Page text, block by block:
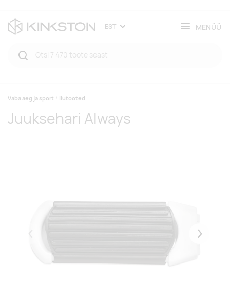
EST MENÜÜ
Vaba aeg ja sport Ilutooted
Juuksehari Always